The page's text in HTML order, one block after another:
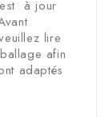
à jour
lire
afin
adaptés